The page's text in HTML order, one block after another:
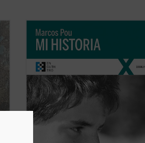
«Es algo extraño hablar de 'mi historia'
puesto que lo único interesante en ella, lo
único que la salva de ser una historia
aburrida y plana es lo que Cristo ha
hecho en mi vida. Por lo tanto, es más
bien la historia de lo que Cristo ha hecho
... (ver ficha)